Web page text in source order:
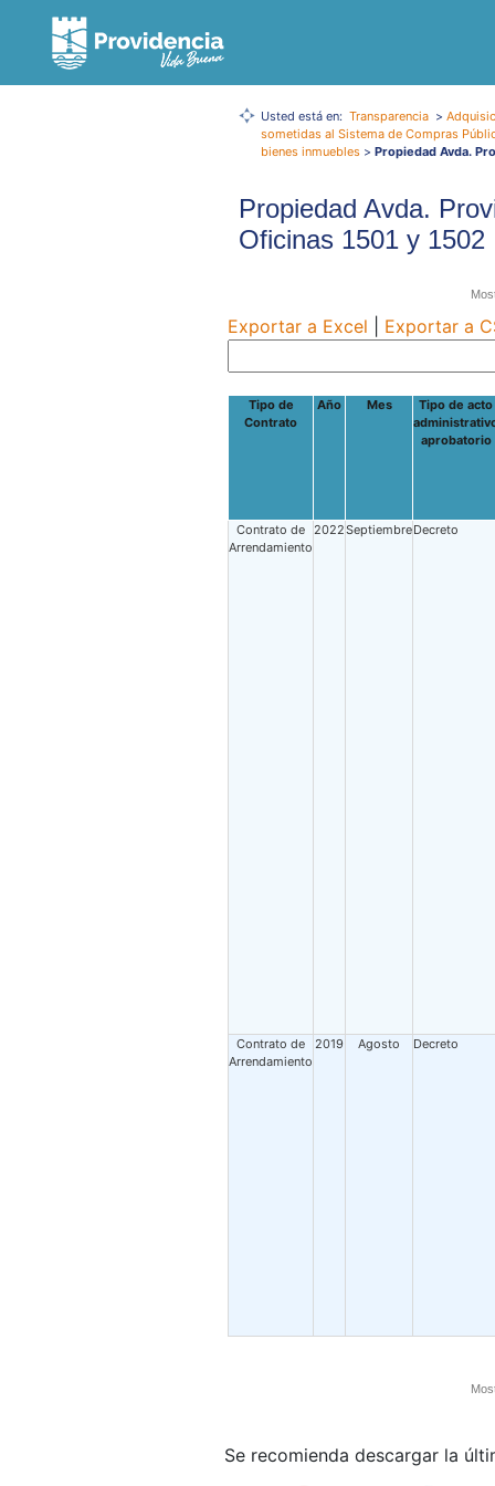
Usted está en: Transparencia >
sometidas al Sistema de Compras
bienes inmuebles > Propiedad Avda.
Propiedad Avda.
Oficinas 1501 y 1502
Exportar a Excel Exportar a
Tipo de
Contrato
Año Mes
Tipo de acto
aprobatorio
Contrato de
Arrendamiento
2022SeptiembreDecreto
Contrato de
Arrendamiento
2019 Agosto Decreto
Se recomienda descargar la